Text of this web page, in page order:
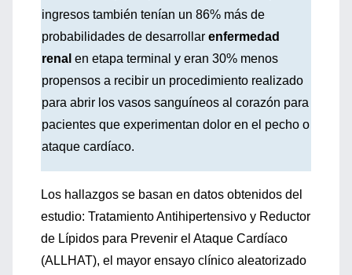
ingresos también tenían un 86% más de
probabilidades de desarrollar enfermedad
renal en etapa terminal y eran 30% menos
propensos a recibir un procedimiento realizado
para abrir los vasos sanguíneos al corazón para
pacientes que experimentan dolor en el pecho o
ataque cardíaco.
Los hallazgos se basan en datos obtenidos del
estudio: Tratamiento Antihipertensivo y Reductor
de Lípidos para Prevenir el Ataque Cardíaco
(ALLHAT), el mayor ensayo clínico aleatorizado